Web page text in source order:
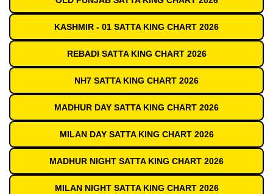
KASHMIR - 01 SATTA KING CHART 2026
REBADI SATTA KING CHART 2026
NH7 SATTA KING CHART 2026
MADHUR DAY SATTA KING CHART 2026
MILAN DAY SATTA KING CHART 2026
MADHUR NIGHT SATTA KING CHART 2026
MILAN NIGHT SATTA KING CHART 2026